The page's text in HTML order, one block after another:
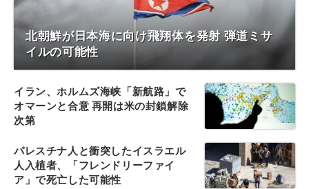
北朝鮮が日本海に向け飛翔体を発射 弾道ミサ
イルの可能性
イラン、ホルムズ海峡「新航路」で
オマーンと合意 再開は米の封鎖解除
次第
パレスチナ人と衝突したイスラエル
人入植者、「フレンドリーファイ
ア」で死亡した可能性